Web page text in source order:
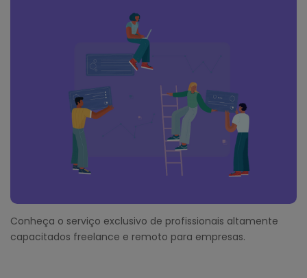
Conheça o serviço exclusivo de profissionais altamente
capacitados freelance e remoto para empresas.